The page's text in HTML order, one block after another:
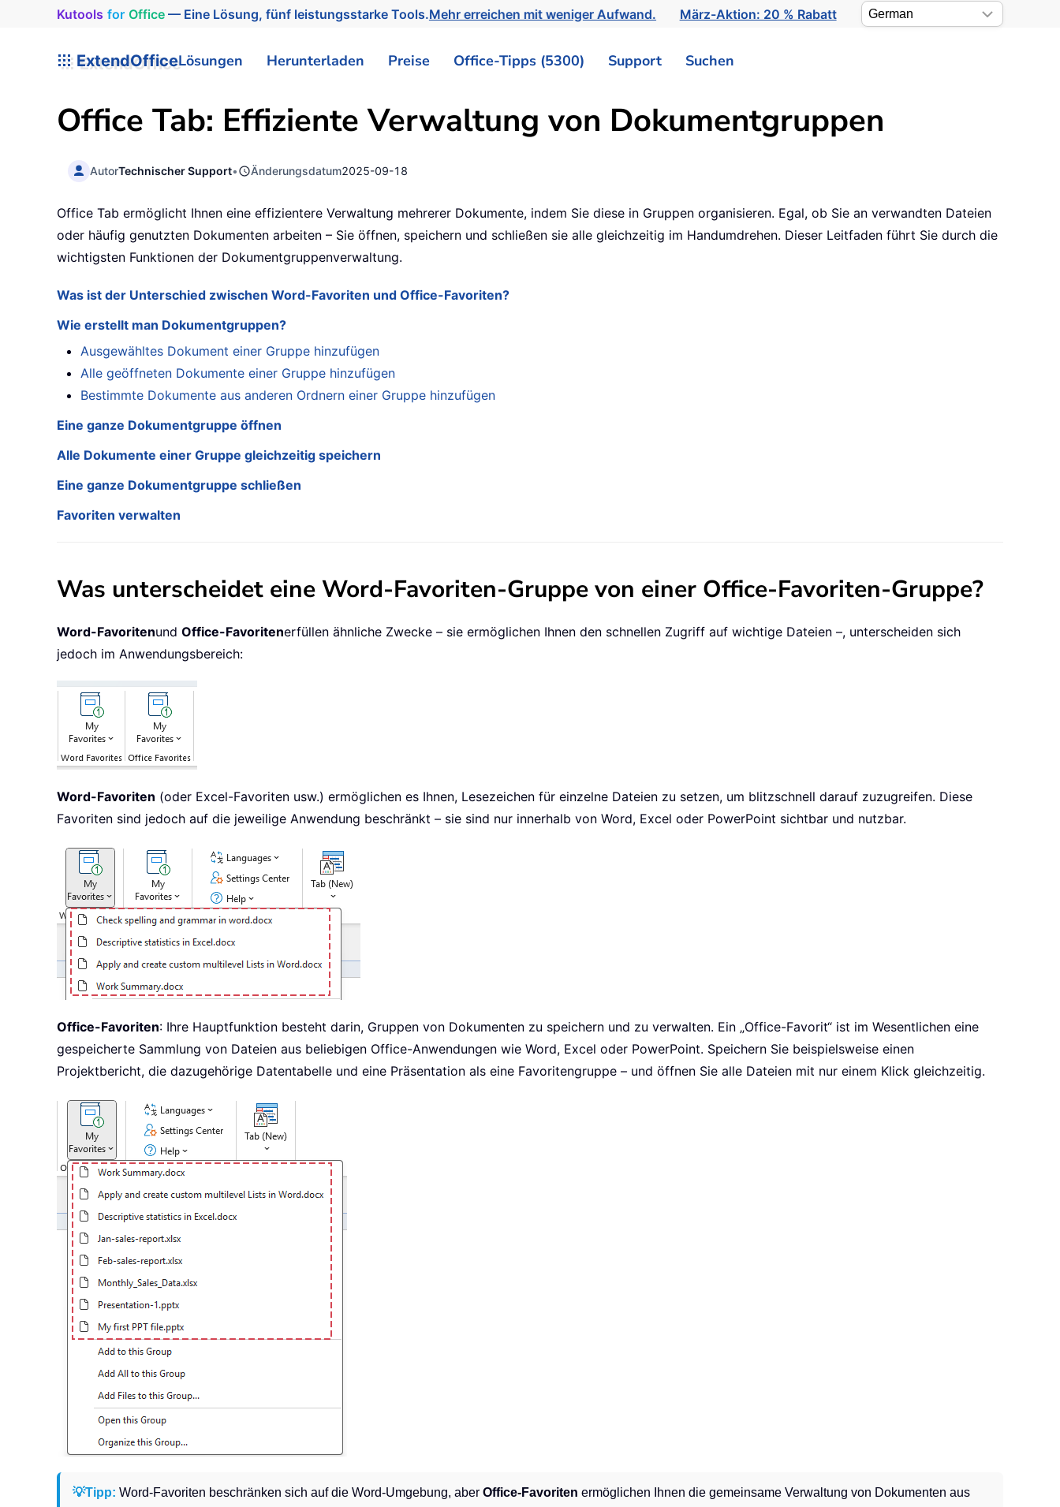
Kutools for Office— Eine Lösung, fünf leistungsstarke Tools.Mehr erreichen mit weniger Aufwand. März-Aktion: 20 % Rabatt
ExtendOfficeLösungen Herunterladen Preise Office-Tipps (5300) Support Suchen
Office Tab: Effiziente Verwaltung von Dokumentgruppen
AutorTechnischer Support• Änderungsdatum2025-09-18
Office Tab ermöglicht Ihnen eine effizientere Verwaltung mehrerer Dokumente, indem Sie diese in Gruppen organisieren. Egal, ob Sie an verwandten Dateien
oder häufig genutzten Dokumenten arbeiten – Sie öffnen, speichern und schließen sie alle gleichzeitig im Handumdrehen. Dieser Leitfaden führt Sie durch die
wichtigsten Funktionen der Dokumentgruppenverwaltung.
Was ist der Unterschied zwischen Word-Favoriten und Office-Favoriten?
Wie erstellt man Dokumentgruppen?
Ausgewähltes Dokument einer Gruppe hinzufügen
Alle geöffneten Dokumente einer Gruppe hinzufügen
Bestimmte Dokumente aus anderen Ordnern einer Gruppe hinzufügen
Eine ganze Dokumentgruppe öffnen
Alle Dokumente einer Gruppe gleichzeitig speichern
Eine ganze Dokumentgruppe schließen
Favoriten verwalten
Was unterscheidet eine Word-Favoriten-Gruppe von einer Office-Favoriten-Gruppe?
Word-Favoritenund Office-Favoritenerfüllen ähnliche Zwecke – sie ermöglichen Ihnen den schnellen Zugriff auf wichtige Dateien –, unterscheiden sich
jedoch im Anwendungsbereich:
Word-Favoriten (oder Excel-Favoriten usw.) ermöglichen es Ihnen, Lesezeichen für einzelne Dateien zu setzen, um blitzschnell darauf zuzugreifen. Diese
Favoriten sind jedoch auf die jeweilige Anwendung beschränkt – sie sind nur innerhalb von Word, Excel oder PowerPoint sichtbar und nutzbar.
Office-Favoriten: Ihre Hauptfunktion besteht darin, Gruppen von Dokumenten zu speichern und zu verwalten. Ein „Office-Favorit“ ist im Wesentlichen eine
gespeicherte Sammlung von Dateien aus beliebigen Office-Anwendungen wie Word, Excel oder PowerPoint. Speichern Sie beispielsweise einen
Projektbericht, die dazugehörige Datentabelle und eine Präsentation als eine Favoritengruppe – und öffnen Sie alle Dateien mit nur einem Klick gleichzeitig.
💡Tipp: Word-Favoriten beschränken sich auf die Word-Umgebung, aber Office-Favoriten ermöglichen Ihnen die gemeinsame Verwaltung von Dokumenten aus